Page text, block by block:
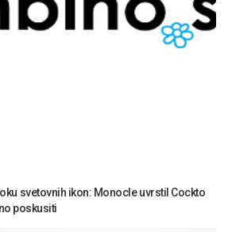
svetovnih ikon: Monocle uvrstil Cockto
poskusiti